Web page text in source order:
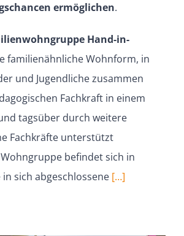
ermög­lichen.
Hand-in-
famili­en­ähn­liche Wohnform, in
und Jugend­liche zusammen
Fachkraft in einem
tagsüber durch weitere
Fachkräfte unter­stützt
befindet sich in
sich abgeschlossene […]